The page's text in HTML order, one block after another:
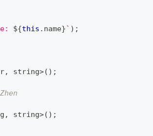
${this . name}` ) ;
, string>( ) ;
, string>( ) ;